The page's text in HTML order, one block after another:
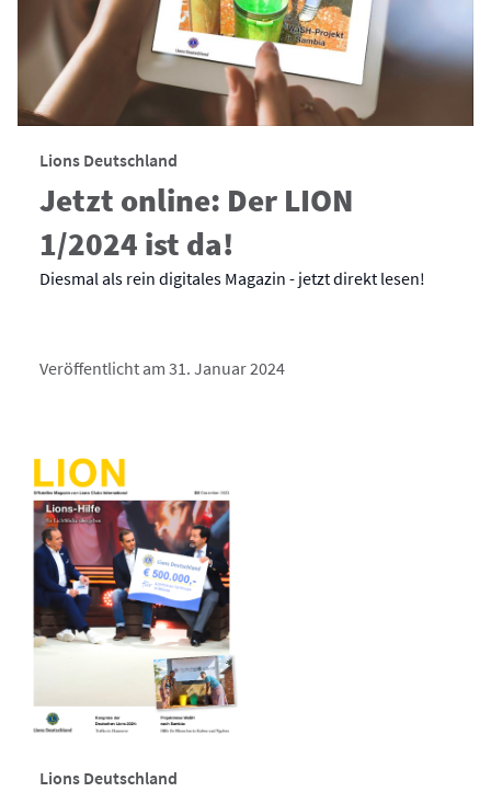
Lions Deutschland
Jetzt online: Der LION
1/2024 ist da!
Diesmal als rein digitales Magazin - jetzt direkt lesen!
Veröffentlicht am 31. Januar 2024
Lions Deutschland